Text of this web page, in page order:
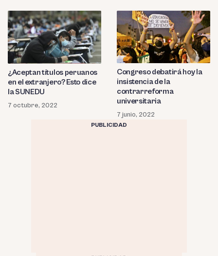
¿Aceptan títulos peruanos
en el extranjero? Esto dice
la SUNEDU
7 octubre, 2022
Congreso debatirá hoy la
insistencia de la
contrarreforma
universitaria
7 junio, 2022
PUBLICIDAD